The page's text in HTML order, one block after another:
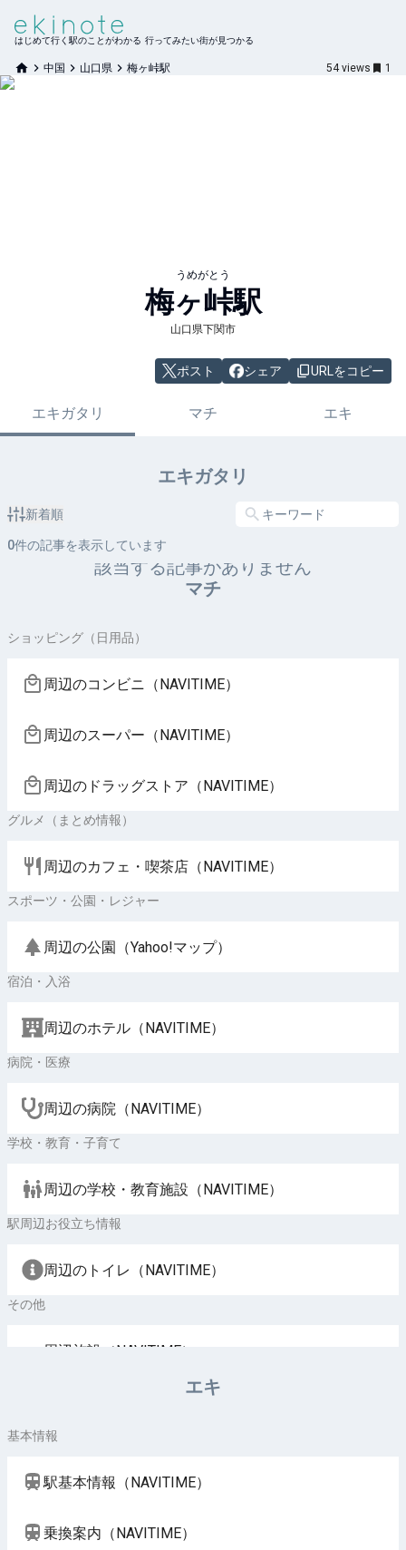
はじめて行く駅のことがわかる 行ってみたい街が見つかる
中国 山口県 梅ヶ峠駅 54 views 1
うめがとう
梅ヶ峠駅
山口県下関市
ポスト シェア URLをコピー
エキガタリ マチ エキ
エキガタリ
新着順
0件の記事を表示しています
該当する記事がありません
マチ
ショッピング（日用品）
周辺のコンビニ（NAVITIME）
周辺のスーパー（NAVITIME）
周辺のドラッグストア（NAVITIME）
グルメ（まとめ情報）
周辺のカフェ・喫茶店（NAVITIME）
スポーツ・公園・レジャー
周辺の公園（Yahoo!マップ）
宿泊・入浴
周辺のホテル（NAVITIME）
病院・医療
周辺の病院（NAVITIME）
学校・教育・子育て
周辺の学校・教育施設（NAVITIME）
駅周辺お役立ち情報
周辺のトイレ（NAVITIME）
その他
周辺施設（NAVITIME）
エキ
基本情報
駅基本情報（NAVITIME）
乗換案内（NAVITIME）